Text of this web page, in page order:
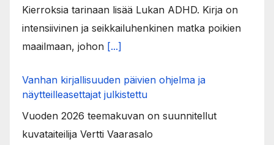
Kierroksia tarinaan lisää Lukan ADHD. Kirja on
intensiivinen ja seikkailuhenkinen matka poikien
maailmaan, johon [...]
Vanhan kirjallisuuden päivien ohjelma ja
näytteilleasettajat julkistettu
Vuoden 2026 teemakuvan on suunnitellut
kuvataiteilija Vertti Vaarasalo